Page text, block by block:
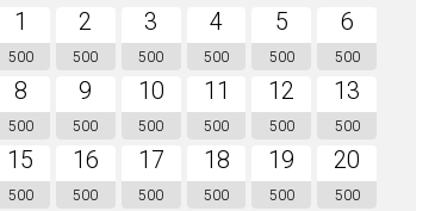
1
500
2
500
3
500
4
500
5
500
6
500
8
500
9
500
10
500
11
500
12
500
13
500
15
500
16
500
17
500
18
500
19
500
20
500